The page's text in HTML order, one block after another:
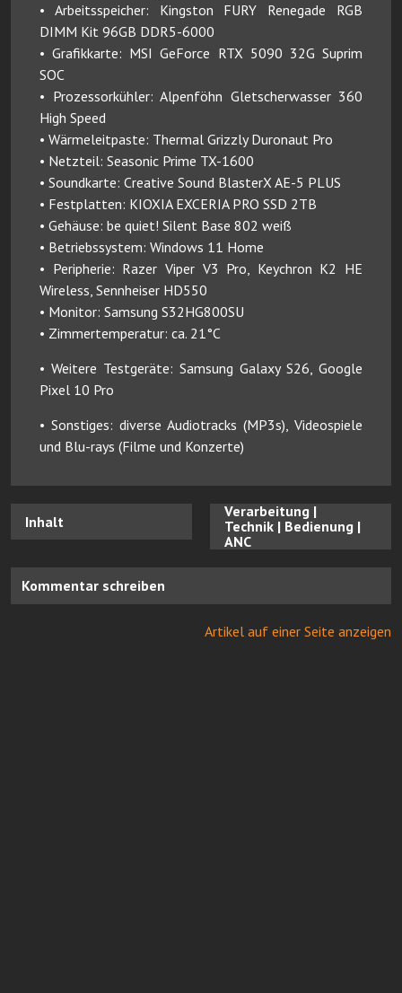
• Arbeitsspeicher: Kingston FURY Renegade RGB
DIMM Kit 96GB DDR5-6000
• Grafikkarte: MSI GeForce RTX 5090 32G Suprim
SOC
• Prozessorkühler: Alpenföhn Gletscherwasser 360
High Speed
• Wärmeleitpaste: Thermal Grizzly Duronaut Pro
• Netzteil: Seasonic Prime TX-1600
• Soundkarte: Creative Sound BlasterX AE-5 PLUS
• Festplatten: KIOXIA EXCERIA PRO SSD 2TB
• Gehäuse: be quiet! Silent Base 802 weiß
• Betriebssystem: Windows 11 Home
• Peripherie: Razer Viper V3 Pro, Keychron K2 HE
Wireless, Sennheiser HD550
• Monitor: Samsung S32HG800SU
• Zimmertemperatur: ca. 21°C
• Weitere Testgeräte: Samsung Galaxy S26, Google
Pixel 10 Pro
• Sonstiges: diverse Audiotracks (MP3s), Videospiele
und Blu-rays (Filme und Konzerte)
Inhalt
Verarbeitung |
Technik | Bedienung |
ANC
Kommentar schreiben
Artikel auf einer Seite anzeigen